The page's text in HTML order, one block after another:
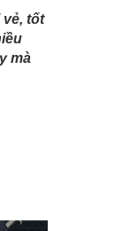
tốt
mà